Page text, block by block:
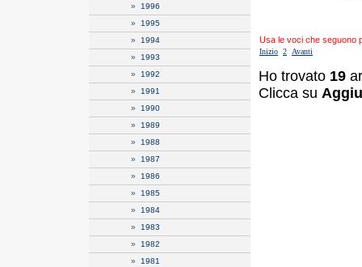
» 1996
» 1995
» 1994
» 1993
» 1992
» 1991
» 1990
» 1989
» 1988
» 1987
» 1986
» 1985
» 1984
» 1983
» 1982
» 1981
Usa le voci che seguono
Inizio 2 Avanti
Ho trovato 19
Clicca su